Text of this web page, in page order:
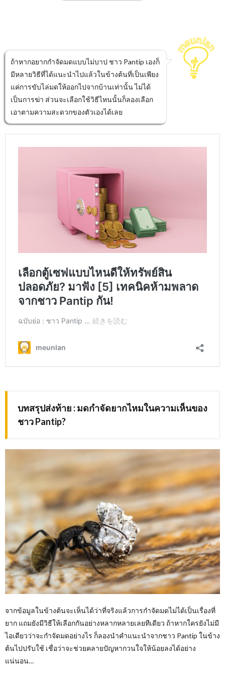
ถ้าหากอยากกำจัดมดแบบไม่บาป ชาว Pantip เองก็
มีหลายวิธีที่ได้แนะนำไปแล้วในข้างต้นที่เป็นเพียง
แค่การขับไล่มดให้ออกไปจากบ้านเท่านั้น ไม่ได้
เป็นการฆ่า ส่วนจะเลือกใช้วิธีไหนนั้นก็ลองเลือก
เอาตามความสะดวกของตัวเองได้เลย
บทสรุปส่งท้าย : มดกำจัดยากไหมในความเห็นของ
ชาว Pantip?
จากข้อมูลในข้างต้นจะเห็นได้ว่าที่จริงแล้วการกำจัดมดไม่ได้เป็นเรื่องที่
ยาก แถมยังมีวิธีให้เลือกกันอย่างหลากหลายเลยทีเดียว ถ้าหากใครยังไม่มี
ไอเดียวว่าจะกำจัดมดอย่างไร ก็ลองนำคำแนะนำจากชาว Pantip ในข้าง
ต้นไปปรับใช้ เชื่อว่าจะช่วยคลายปัญหากวนใจให้น้อยลงได้อย่าง
แน่นอน…